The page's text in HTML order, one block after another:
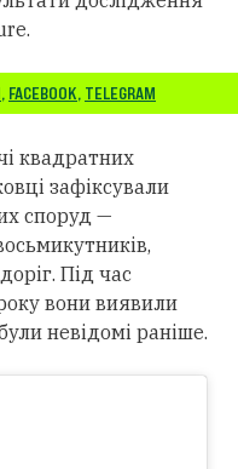
, FACEBOOK, TELEGRAM
квадратних
зафіксували
споруд —
Під час
вони виявили
невідомі раніше.